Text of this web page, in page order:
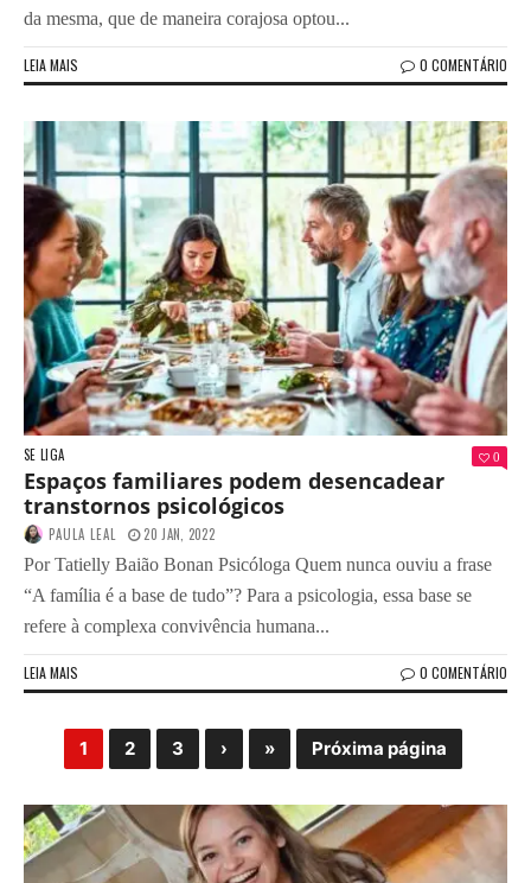
da mesma, que de maneira corajosa optou...
LEIA MAIS 0 COMENTÁRIO
SE LIGA 0
Espaços familiares podem desencadear
transtornos psicológicos
PAULA LEAL 20 JAN, 2022
Por Tatielly Baião Bonan Psicóloga Quem nunca ouviu a frase
“A família é a base de tudo”? Para a psicologia, essa base se
refere à complexa convivência humana...
LEIA MAIS 0 COMENTÁRIO
1 2 3 › » Próxima página